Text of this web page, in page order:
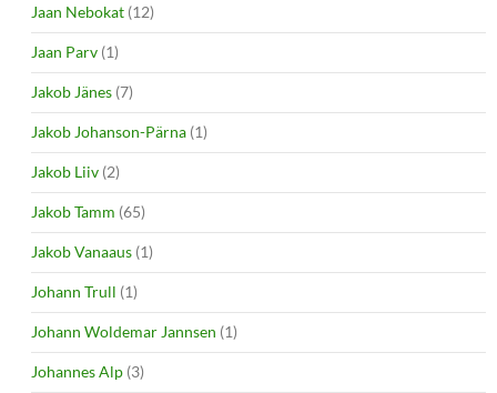
Jaan Nebokat (12)
Jaan Parv (1)
Jakob Jänes (7)
Jakob Johanson-Pärna (1)
Jakob Liiv (2)
Jakob Tamm (65)
Jakob Vanaaus (1)
Johann Trull (1)
Johann Woldemar Jannsen (1)
Johannes Alp (3)